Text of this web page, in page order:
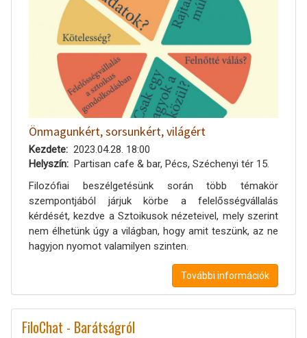
Önmagunkért, sorsunkért, világért
Kezdete
2023.04.28. 18:00
Helyszín
Partisan cafe & bar, Pécs, Széchenyi tér 15.
Filozófiai beszélgetésünk során több témakör
szempontjából járjuk körbe a felelősségvállalás
kérdését, kezdve a Sztoikusok nézeteivel, mely szerint
nem élhetünk úgy a világban, hogy amit teszünk, az ne
hagyjon nyomot valamilyen szinten.
További információk
FiloChat - Barátságról